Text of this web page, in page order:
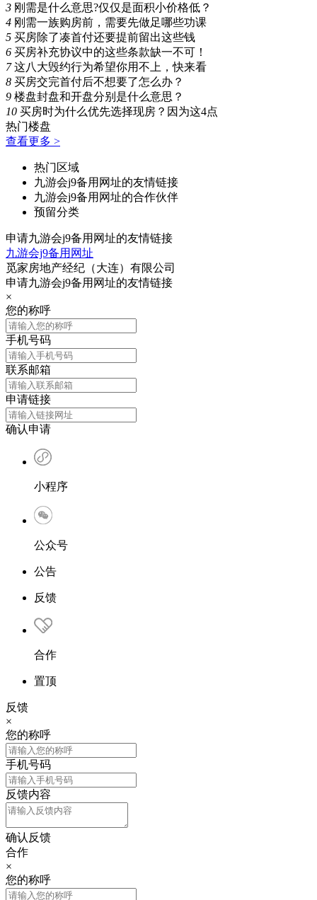
3 刚需是什么意思?仅仅是面积小价格低？
4 刚需一族购房前，需要先做足哪些功课
5 买房除了凑首付还要提前留出这些钱
6 买房补充协议中的这些条款缺一不可！
7 这八大毁约行为希望你用不上，快来看
8 买房交完首付后不想要了怎么办？
9 楼盘封盘和开盘分别是什么意思？
10 买房时为什么优先选择现房？因为这4点
热门楼盘
查看更多 >
热门区域
九游会j9备用网址的友情链接
九游会j9备用网址的合作伙伴
预留分类
申请九游会j9备用网址的友情链接
九游会j9备用网址
觅家房地产经纪（大连）有限公司
申请九游会j9备用网址的友情链接
×
您的称呼
手机号码
联系邮箱
申请链接
确认申请
小程序
公众号
公告
反馈
合作
置顶
反馈
×
您的称呼
手机号码
反馈内容
确认反馈
合作
×
您的称呼